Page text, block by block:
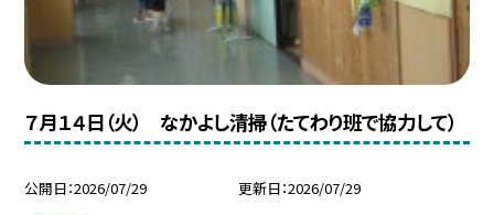
７月１４日（火） なかよし清掃（たてわり班で協力して）
公開日 2026/07/29 更新日 2026/07/29